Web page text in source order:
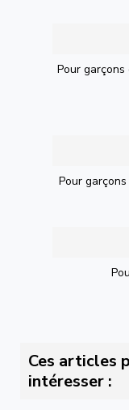
Pour
Pour
Ces articles
intéresser :